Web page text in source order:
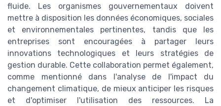
fluide. Les organismes gouvernementaux doivent
mettre à disposition les données économiques, sociales
et environnementales pertinentes, tandis que les
entreprises sont encouragées à partager leurs
innovations technologiques et leurs stratégies de
gestion durable. Cette collaboration permet également,
comme mentionné dans l'analyse de l'impact du
changement climatique, de mieux anticiper les risques
et d'optimiser l'utilisation des ressources. La